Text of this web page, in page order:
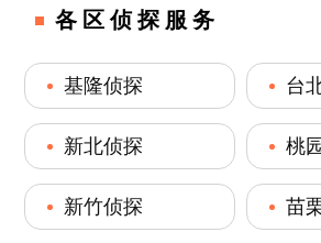
各区侦探服务
基隆侦探 台
新北侦探 桃
新竹侦探 苗